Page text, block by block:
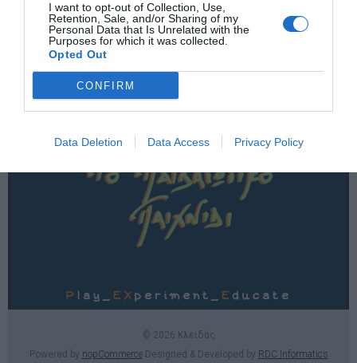
I want to opt-out of Collection, Use,
Retention, Sale, and/or Sharing of my
Personal Data that Is Unrelated with the
Purposes for which it was collected.
Opted Out
CONFIRM
Data Deletion Data Access Privacy Policy
Χρήσιμες σελίδες
E-SHOP
Επικοινωνία
© 2026 Κλειδάς
Powered by nopCommerceDesigned & Developed by RDC Informatics